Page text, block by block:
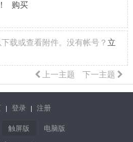
购买
载或查看附件。没有帐号？ 立
下一主题
上一主题
登录 注册
触屏版 电脑版